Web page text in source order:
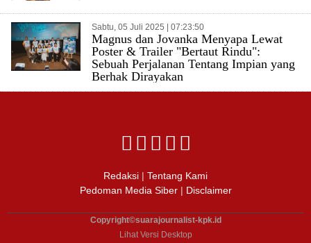
Sabtu, 05 Juli 2025 | 07:23:50
Magnus dan Jovanka Menyapa Lewat
Poster & Trailer "Bertaut Rindu":
Sebuah Perjalanan Tentang Impian yang
Berhak Dirayakan
Redaksi | Tentang Kami
Pedoman Media Siber| Disclaimer
Copyright©suarajournalist-kpk.id
Lihat Versi Desktop